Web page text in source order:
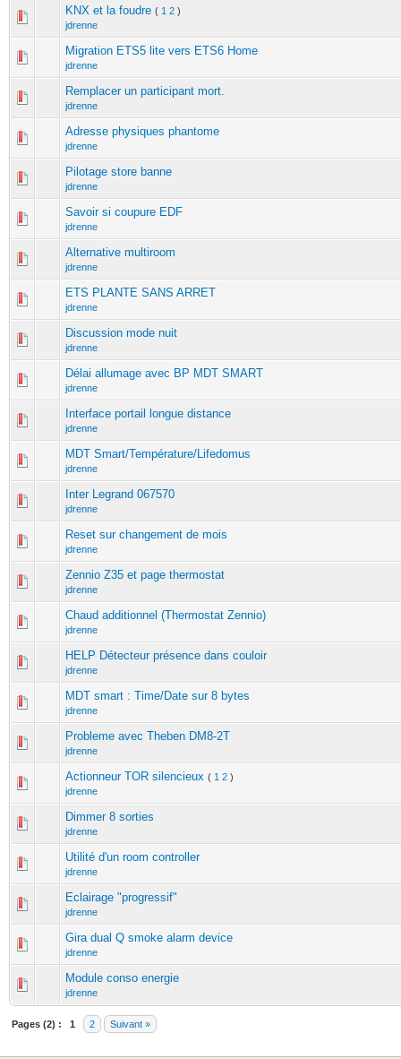
KNX et la foudre ( 1 2 )
jdrenne
Migration ETS5 lite vers ETS6 Home
jdrenne
Remplacer un participant mort.
jdrenne
Adresse physiques phantome
jdrenne
Pilotage store banne
jdrenne
Savoir si coupure EDF
jdrenne
Alternative multiroom
jdrenne
ETS PLANTE SANS ARRET
jdrenne
Discussion mode nuit
jdrenne
Délai allumage avec BP MDT SMART
jdrenne
Interface portail longue distance
jdrenne
MDT Smart/Température/Lifedomus
jdrenne
Inter Legrand 067570
jdrenne
Reset sur changement de mois
jdrenne
Zennio Z35 et page thermostat
jdrenne
Chaud additionnel (Thermostat Zennio)
jdrenne
HELP Détecteur présence dans couloir
jdrenne
MDT smart : Time/Date sur 8 bytes
jdrenne
Probleme avec Theben DM8-2T
jdrenne
Actionneur TOR silencieux ( 1 2 )
jdrenne
Dimmer 8 sorties
jdrenne
Utilité d'un room controller
jdrenne
Eclairage "progressif"
jdrenne
Gira dual Q smoke alarm device
jdrenne
Module conso energie
jdrenne
Pages (2) : 1 2 Suivant »